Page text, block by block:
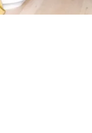
Revue De Week End